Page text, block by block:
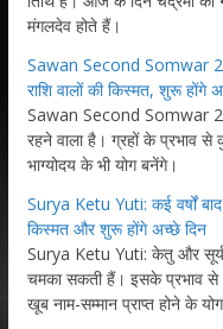
मंगलदेव होते हैं।
Sawan Second Somwar
राशि वालों की किस्मत, शुरू होंगे
Sawan Second Somwar
रहने वाला है। ग्रहों के प्रभाव से
भाग्योदय के भी योग बनेंगे।
Surya Ketu Yuti: कई वर्षों
किस्मत और शुरू होंगे अच्छे दिन
Surya Ketu Yuti: केतु और सूर्य
चमका सकती हैं। इसके प्रभाव
खूब नाम-सम्मान प्राप्त होने के